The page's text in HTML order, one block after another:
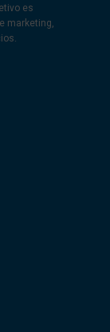
es
marketing,